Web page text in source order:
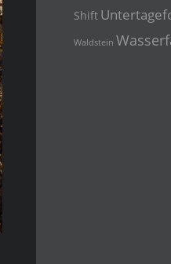
Shift
Waldstein